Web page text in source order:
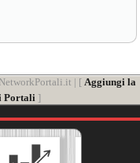
| [ Aggiungi la
Portali ]